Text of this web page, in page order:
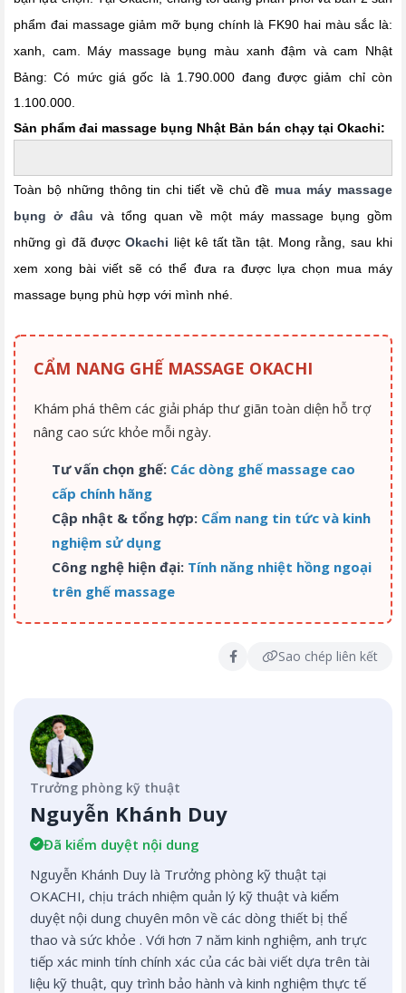
phẩm đai massage giảm mỡ bụng chính là FK90 hai màu sắc là:
xanh, cam. Máy massage bụng màu xanh đậm và cam Nhật
Bảng: Có mức giá gốc là 1.790.000 đang được giảm chỉ còn
1.100.000.
Sản phẩm đai massage bụng Nhật Bản bán chạy tại Okachi:
Toàn bộ những thông tin chi tiết về chủ đề mua máy massage
bụng ở đâu và tổng quan về một máy massage bụng gồm
những gì đã đượcOkachi liệt kê tất tần tật. Mong rằng, sau khi
xem xong bài viết sẽ có thể đưa ra được lựa chọn mua máy
massage bụng phù hợp với mình nhé.
CẨM NANG GHẾ MASSAGE OKACHI
Khám phá thêm các giải pháp thư giãn toàn diện hỗ trợ
nâng cao sức khỏe mỗi ngày.
Tư vấn chọn ghế: Các dòng ghế massage cao
cấp chính hãng
Cập nhật & tổng hợp: Cẩm nang tin tức và kinh
nghiệm sử dụng
Công nghệ hiện đại: Tính năng nhiệt hồng ngoại
trên ghế massage
Sao chép liên kết
Trưởng phòng kỹ thuật
Nguyễn Khánh Duy
Đã kiểm duyệt nội dung
Nguyễn Khánh Duy là Trưởng phòng kỹ thuật tại
OKACHI, chịu trách nhiệm quản lý kỹ thuật và kiểm
duyệt nội dung chuyên môn về các dòng thiết bị thể
thao và sức khỏe . Với hơn 7 năm kinh nghiệm, anh trực
tiếp xác minh tính chính xác của các bài viết dựa trên tài
liệu kỹ thuật, quy trình bảo hành và kinh nghiệm thực tế